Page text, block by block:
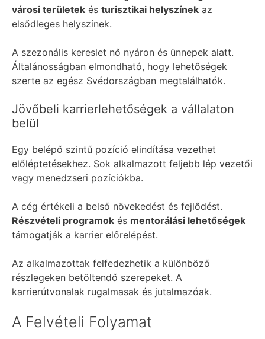
városi területek és turisztikai helyszínek az
elsődleges helyszínek.
A szezonális kereslet nő nyáron és ünnepek alatt.
Általánosságban elmondható, hogy lehetőségek
szerte az egész Svédországban megtalálhatók.
Jövőbeli karrierlehetőségek a vállalaton
belül
Egy belépő szintű pozíció elindítása vezethet
előléptetésekhez. Sok alkalmazott feljebb lép vezetői
vagy menedzseri pozíciókba.
A cég értékeli a belső növekedést és fejlődést.
Részvételi programok és mentorálási lehetőségek
támogatják a karrier előrelépést.
Az alkalmazottak felfedezhetik a különböző
részlegeken betöltendő szerepeket. A
karrierútvonalak rugalmasak és jutalmazóak.
A Felvételi Folyamat